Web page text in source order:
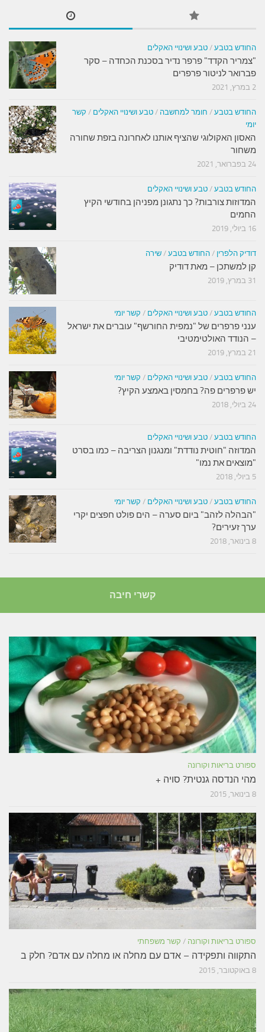
החודש בטבע / טבע ושינויי האקלים
"צמריר הקדד" פרפר נדיר בסכנת הכחדה – סקר
פברואר לניטור פרפרים
2 במרץ, 2021
החודש בטבע / חומר למחשבה / טבע ושינויי האקלים / קשר
יומי
האסון האקולוגי שהציף אותנו לאחרונה בזפת שחורה
משחור
24 בפברואר, 2021
החודש בטבע / טבע ושינויי האקלים
המדוזות צורבות? כך נתגונן מפניהן בחודשי הקיץ
החמים
16 ביולי, 2019
דודיק הלפרין / החודש בטבע / שירה
קן למשתכן – מאת דודיק
31 במרץ, 2019
החודש בטבע / טבע ושינויי האקלים / קשר יומי
ענני פרפרים של "נמפית החורשף" עוברים את ישראל
– הנודד האולטימטיבי
21 במרץ, 2019
החודש בטבע / טבע ושינויי האקלים / קשר יומי
יש פרפרים פה? בחמסין באמצע הקיץ?
24 ביולי, 2018
החודש בטבע / טבע ושינויי האקלים
המדוזה "חוטית נודדת" ומנגנון הצריבה – כמו בסרט
"מוצאים את נמו"
5 ביולי, 2018
החודש בטבע / טבע ושינויי האקלים / קשר יומי
"הבהלה לזהב" ביום סערה – הים פולט חפצים יקרי
ערך זעירים?
8 בינואר, 2018
קשרי חיבה
ספורט בריאות וקורונה
מהי הנדסה גנטית? סויה +
8 בינואר, 2015
ספורט בריאות וקורונה / קשר משפחתי
התקווה ותפקידה – אדם עם מחלה או מחלה עם אדם? חלק ב
8 באוקטובר, 2015